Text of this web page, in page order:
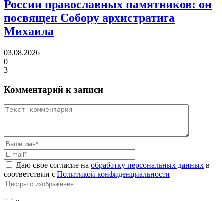
России православных памятников: он
посвящен Собору архистратига
Михаила
03.08.2026
0
3
Комментарий к записи
Даю свое согласие на обработку персональных данных в
соответствии с Политикой конфиденциальности